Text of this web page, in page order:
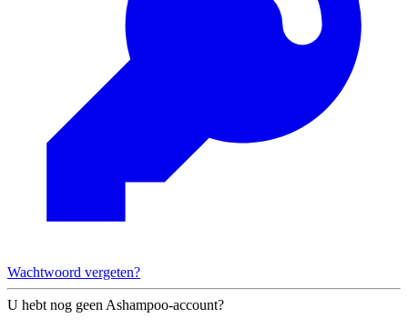
Wachtwoord vergeten?
U hebt nog geen Ashampoo-account?